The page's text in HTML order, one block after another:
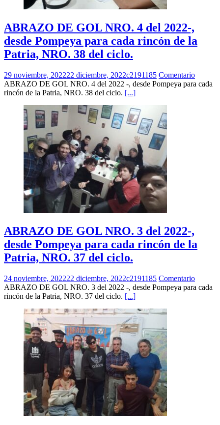
ABRAZO DE GOL NRO. 4 del 2022-,
desde Pompeya para cada rincón de la
Patria, NRO. 38 del ciclo.
29 noviembre, 202222 diciembre, 2022c2191185 Comentario
ABRAZO DE GOL NRO. 4 del 2022 -, desde Pompeya para cada
rincón de la Patria, NRO. 38 del ciclo. [...]
ABRAZO DE GOL NRO. 3 del 2022-,
desde Pompeya para cada rincón de la
Patria, NRO. 37 del ciclo.
24 noviembre, 202222 diciembre, 2022c2191185 Comentario
ABRAZO DE GOL NRO. 3 del 2022 -, desde Pompeya para cada
rincón de la Patria, NRO. 37 del ciclo. [...]